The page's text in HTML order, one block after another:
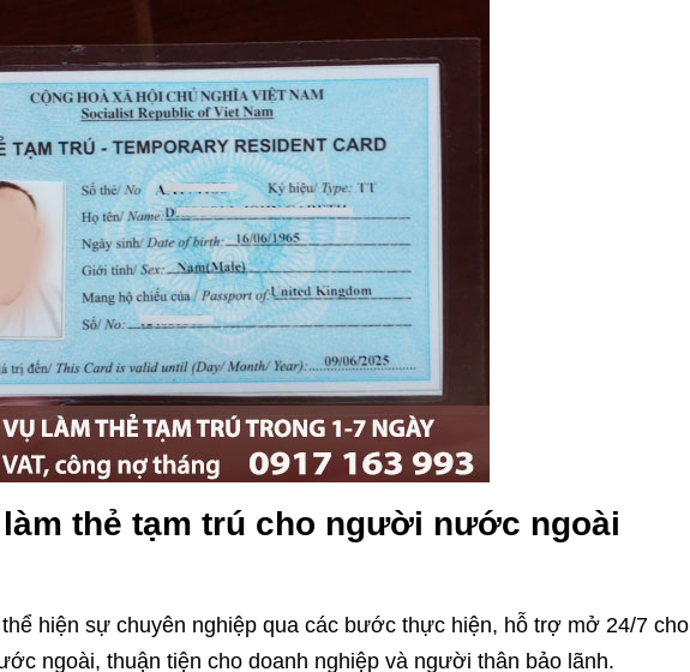
thẻ tạm trú cho người nước ngoài
thể hiện sự chuyên nghiệp qua các bước thực hiện, hỗ trợ mở 24/7 cho
ngoài, thuận tiện cho doanh nghiệp và người thân bảo lãnh.